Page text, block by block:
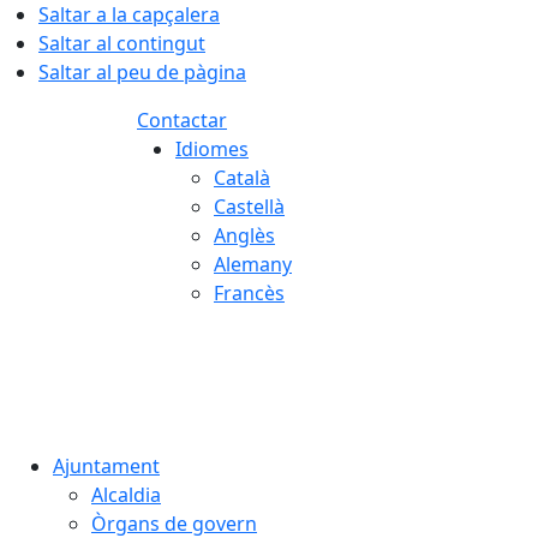
Saltar a la capçalera
Saltar al contingut
Saltar al peu de pàgina
Contactar
Idiomes
Català
Castellà
Anglès
Alemany
Francès
Ajuntament
Alcaldia
Òrgans de govern